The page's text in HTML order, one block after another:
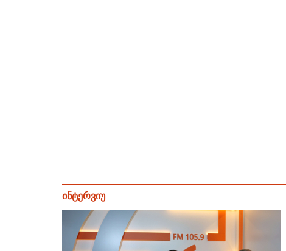
ინტერვიუ